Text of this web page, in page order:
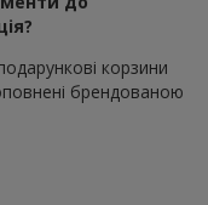
корзини
брендованою